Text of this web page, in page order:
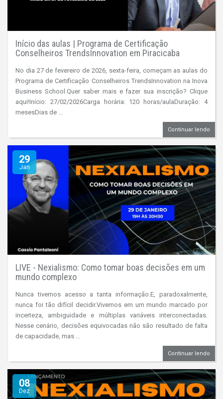
Início das aulas | Programa de Certificação
Conselheiros TrendsInnovation em Piracicaba
No dia 27 de fevereiro de 2026, sexta-feira, começam as aulas do
Programa de Certificação Conselheiros TrendsInnovation na Inova
Business School.Quer saber mais e fazer sua inscrição? Clique
aqui!Início: 27/02/2026Carga horária: 120 horas/aulaDuração: 4
mesesDias de ...
Continuar lendo
29
Jan
LIVE - Nexialismo: Como tomar boas decisões em um
mundo complexo
Nunca tivemos acesso a tanta informação.E, paradoxalmente,
nunca foi tão difícil decidir.Vivemos em um mundo marcado por
incerteza, ambiguidade e múltiplas variáveis interconectadas.
Nesse cenário, decisões equivocadas não são resultado de falta
de capacidade, mas ...
Continuar lendo
08
Dez